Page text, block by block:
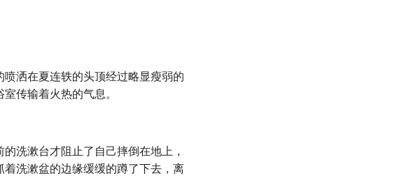
洒在夏连轶的头顶经过略显瘦弱的
传输着火热的气息。
洗漱台才阻止了自己摔倒在地上，
洗漱盆的边缘缓缓的蹲了下去，离